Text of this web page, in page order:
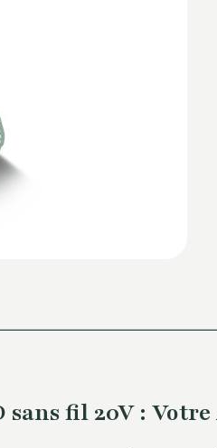
sans fil 20V :